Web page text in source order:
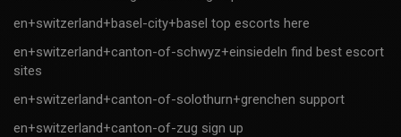
en+switzerland+basel-city+basel top escorts here
en+switzerland+canton-of-schwyz+einsiedeln find best escort
sites
en+switzerland+canton-of-solothurn+grenchen support
en+switzerland+canton-of-zug sign up